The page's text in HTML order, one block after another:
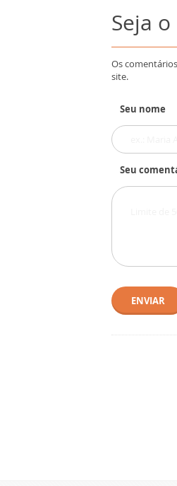
Seja
Os
site.
Seu nome
Seu
ENVIAR